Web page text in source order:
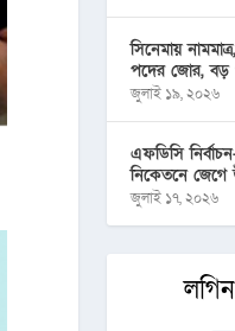
সিনেমায়
পদের জোর, বড়
জুলাই ১৯, ২০২৬
এফডিসি
নিকেতনে জেগে
জুলাই ১৭, ২০২৬